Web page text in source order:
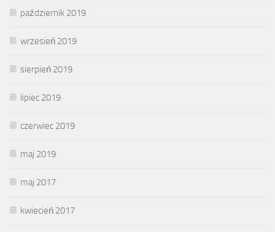
październik 2019
wrzesień 2019
sierpień 2019
lipiec 2019
czerwiec 2019
maj 2019
maj 2017
kwiecień 2017